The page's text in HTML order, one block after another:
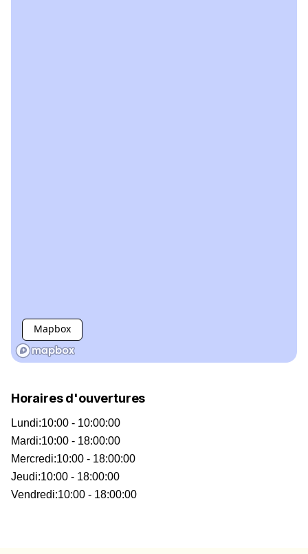
Mapbox
Horaires d'ouvertures
Lundi:10:00 - 10:00:00
Mardi:10:00 - 18:00:00
Mercredi:10:00 - 18:00:00
Jeudi:10:00 - 18:00:00
Vendredi:10:00 - 18:00:00